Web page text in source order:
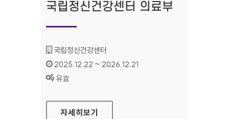
국립정신건강센터 의료부
기관명 :
국립정신건강센터
인증기간 :
2025.12.22 ~ 2026.12.21
상태 :
유효
국립정신건강센터 의료부
자세히보기